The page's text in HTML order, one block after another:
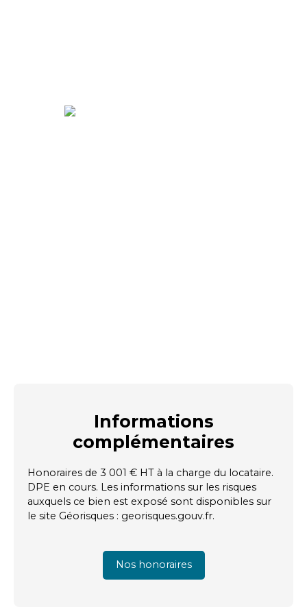
Informations
complémentaires
Honoraires de 3 001 € HT à la charge du locataire.
DPE en cours. Les informations sur les risques
auxquels ce bien est exposé sont disponibles sur
le site Géorisques : georisques.gouv.fr.
Nos honoraires